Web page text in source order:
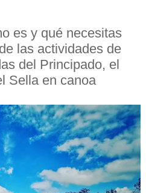
es y qué necesitas
las actividades de
del Principado, el
Sella en canoa